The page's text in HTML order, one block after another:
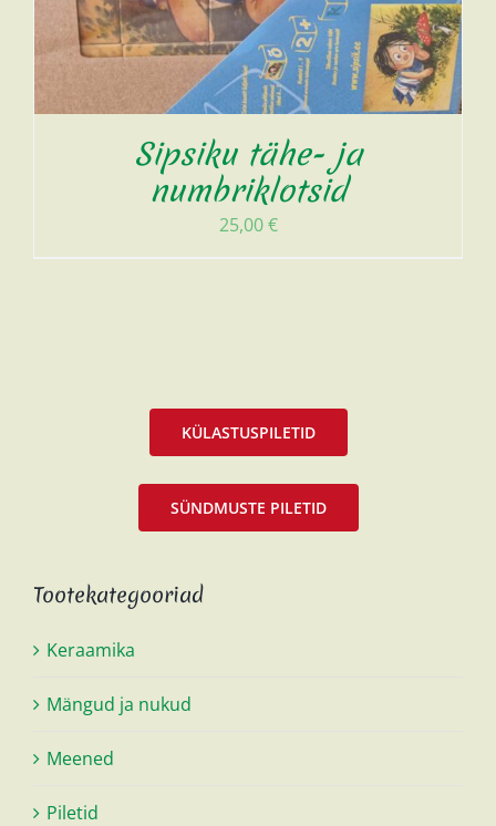
Sipsiku tähe- ja
numbriklotsid
25,00€
KÜLASTUSPILETID
SÜNDMUSTE PILETID
Tootekategooriad
Keraamika
Mängud ja nukud
Meened
Piletid